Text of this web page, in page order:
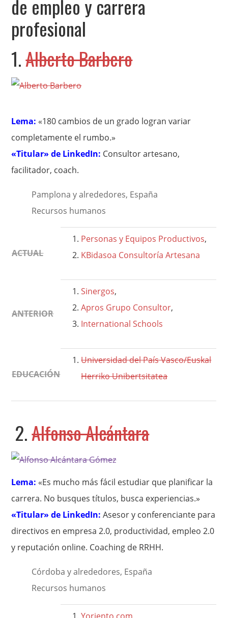
de empleo y carrera
profesional
1.Alberto Barbero
Lema: «180 cambios de un grado logran variar
completamente el rumbo.»
«Titular» de LinkedIn: Consultor artesano,
facilitador, coach.
Pamplona y alrededores, España
Recursos humanos
ACTUAL
Personas y Equipos Productivos,
KBidasoa Consultoría Artesana
ANTERIOR
Sinergos,
Apros Grupo Consultor,
International Schools
EDUCACIÓN
Universidad del País Vasco/Euskal
Herriko Unibertsitatea
2.Alfonso Alcántara
Lema: «Es mucho más fácil estudiar que planificar la
carrera. No busques títulos, busca experiencias.»
«Titular» de LinkedIn:Asesor y conferenciante para
directivos en empresa 2.0, productividad, empleo 2.0
y reputación online. Coaching de RRHH.
Córdoba y alrededores, España
Recursos humanos